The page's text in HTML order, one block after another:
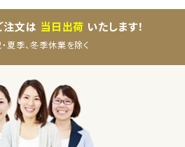
注文は 当日出荷 いたします！
夏季、冬季休業を除く